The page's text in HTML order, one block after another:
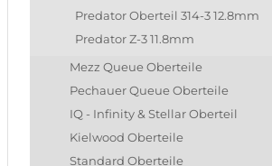
Predator Oberteil 314-3 12.8mm
Predator Z-3 11.8mm
Mezz Queue Oberteile
Pechauer Queue Oberteile
IQ - Infinity & Stellar Oberteil
Kielwood Oberteile
Standard Oberteile